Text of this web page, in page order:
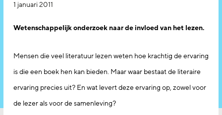
1 januari 2011
Wetenschappelijk onderzoek naar de invloed van het lezen.
Mensen die veel literatuur lezen weten hoe krachtig de ervaring
is die een boek hen kan bieden. Maar waar bestaat de literaire
ervaring precies uit? En wat levert deze ervaring op, zowel voor
de lezer als voor de samenleving?